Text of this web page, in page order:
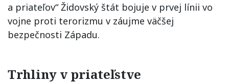
a priateľov“ Židovský štát bojuje v prvej línii vo
vojne proti terorizmu v záujme väčšej
bezpečnosti Západu.
Trhliny v priateľstve